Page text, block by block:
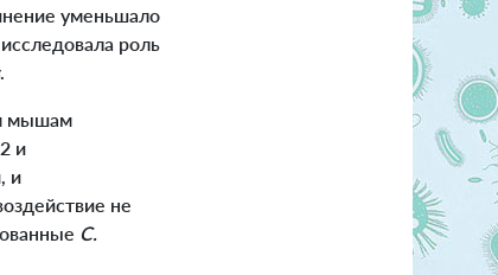
уменьшало
роль
.
мышам
и
и
не
C.